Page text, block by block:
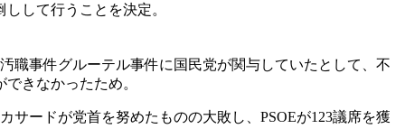
して行うことを決定。
職事件グルーテル事件に国民党が関与していたとして、不
きなかったため。
ードが党首を努めたものの大敗し、PSOEが123議席を獲